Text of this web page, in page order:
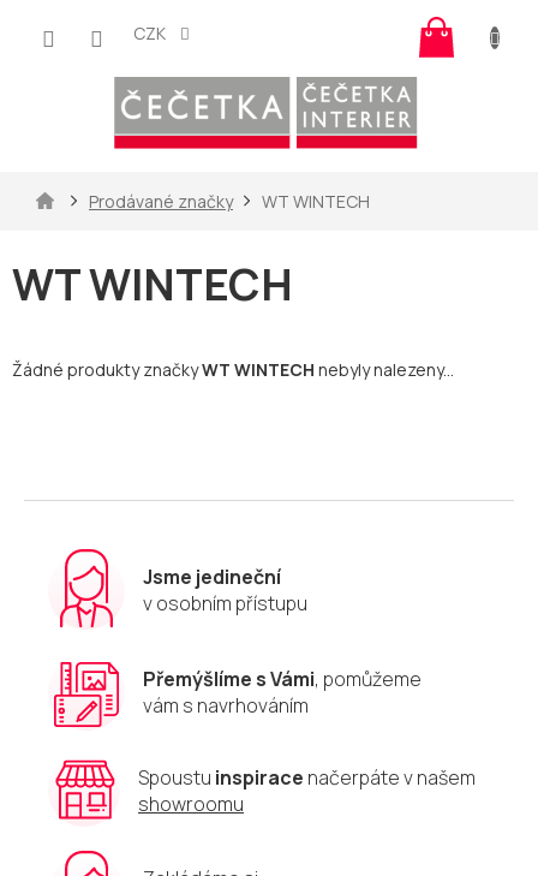
CZK
košík
DomůProdávané značky WT WINTECH
WT WINTECH
Žádné produkty značkyWT WINTECH nebyly nalezeny...
Jsme jedineční
v osobním přístupu
Přemýšlíme s Vámi, pomůžeme
vám s navrhováním
Spoustu inspirace načerpáte v našem
showroomu